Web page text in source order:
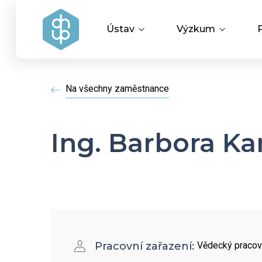
Ústav
Historie ústavu
Výzkum
Covid-19
Na všechny zaměstnance
Ing. Barbora
Pracovní zařazení: Vědecký